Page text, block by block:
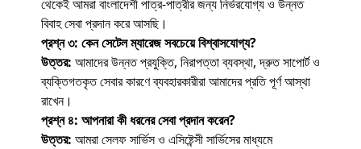
থেকেই আমরা বাংলাদেশী পাত্র-পাত্রীর জন্য নির্ভরযোগ্য ও উন্নত
বিবাহ সেবা প্রদান করে আসছি।
প্রশ্ন ৩: কেন সেটেল ম্যারেজ সবচেয়ে বিশ্বাসযোগ্য?
উত্তর: আমাদের উন্নত প্রযুক্তি, নিরাপত্তা ব্যবস্থা, দ্রুত সাপোর্ট ও
ব্যক্তিগতকৃত সেবার কারণে ব্যবহারকারীরা আমাদের প্রতি পূর্ণ আস্থা
রাখেন।
প্রশ্ন ৪: আপনারা কী ধরনের সেবা প্রদান করেন?
উত্তর: আমরা সেলফ সার্ভিস ও এসিষ্টেন্সী সার্ভিসের মাধ্যমে